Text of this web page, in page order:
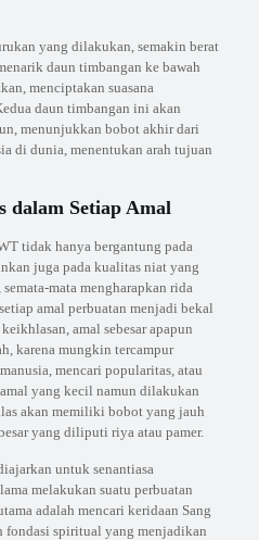
yang dilakukan, semakin berat
daun timbangan ke bawah
menciptakan suasana
daun timbangan ini akan
menunjukkan bobot akhir dari
di dunia, menentukan arah tujuan
dalam Setiap Amal
tidak hanya bergantung pada
juga pada kualitas niat yang
mata mengharapkan rida
amal perbuatan menjadi bekal
amal sebesar apapun
karena mungkin tercampur
mencari popularitas, atau
yang kecil namun dilakukan
akan memiliki bobot yang jauh
yang diliputi riya atau pamer.
untuk senantiasa
melakukan suatu perbuatan
adalah mencari keridaan Sang
fondasi spiritual yang menjadikan